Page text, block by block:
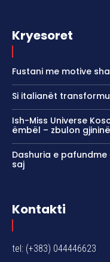
Kryesoret
Fustani me motive
Si italianët
Ish-Miss Universe
ëmbël – zbulon
Dashuria e pafundme
saj
Kontakti
tel: (+383) 044446623